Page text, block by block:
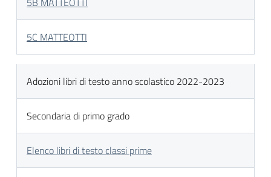
5C MATTEOTTI
Adozioni libri di testo anno scolastico 2022-2023
Secondaria di primo grado
Elenco libri di testo classi prime